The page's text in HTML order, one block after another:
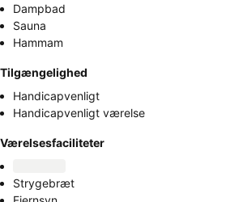
Dampbad
Sauna
Hammam
Tilgængelighed
Handicapvenligt
Handicapvenligt værelse
Værelsesfaciliteter
Strygebræt